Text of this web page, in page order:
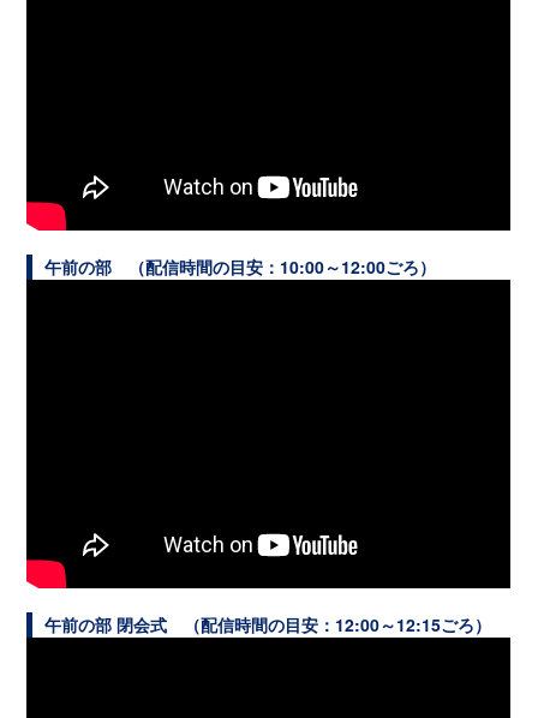
午前の部 （配信時間の目安： 10:00～12:00ごろ）
午前の部 閉会式 （配信時間の目安： 12:00～12:15ごろ）